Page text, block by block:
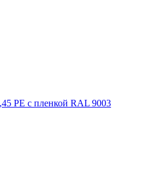
PE с пленкой RAL 9003